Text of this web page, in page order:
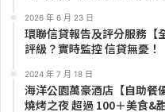
2026 年 6 月 23 日
環聯信貸報告及評分服務【
評級？實時監控 信貸無憂！
2024 年 7 月 18 日
海洋公園萬豪酒店【自助餐
燒烤之夜 超過 100＋美食&